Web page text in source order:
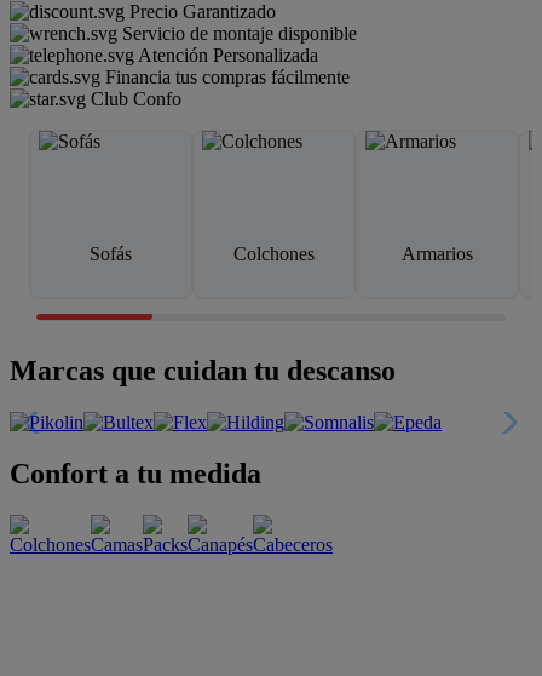
Precio Garantizado
Servicio de montaje disponible
Atención Personalizada
Financia tus compras fácilmente
Club Confo
Sofás Colchones Armarios
Marcas que cuidan tu descanso
Confort a tu medida